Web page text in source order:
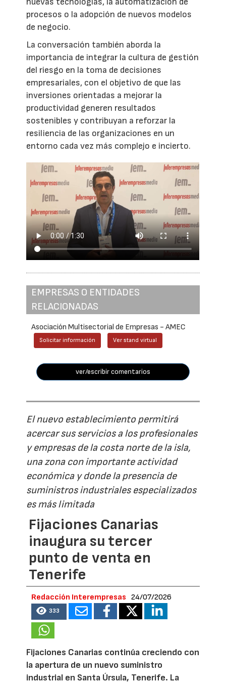
procesos o la adopción de nuevos modelos
de negocio.
La conversación también aborda la
importancia de integrar la cultura de gestión
del riesgo en la toma de decisiones
empresariales, con el objetivo de que las
inversiones orientadas a mejorar la
productividad generen resultados
sostenibles y contribuyan a reforzar la
resiliencia de las organizaciones en un
entorno cada vez más complejo e incierto.
EMPRESAS O ENTIDADES
RELACIONADAS
Asociación Multisectorial de Empresas - AMEC
Solicitar información Ver stand virtual
ver/escribir comentarios
El nuevo establecimiento permitirá
acercar sus servicios a los profesionales
y empresas de la costa norte de la isla,
una zona con importante actividad
económica y donde la presencia de
suministros industriales especializados
es más limitada
Fijaciones Canarias
inaugura su tercer
punto de venta en
Tenerife
Redacción Interempresas 24/07/2026
333
Fijaciones Canarias continúa creciendo con
la apertura de un nuevo suministro
industrial en Santa Úrsula, Tenerife. La